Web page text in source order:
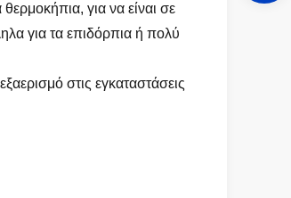
για να είναι σε
για τα επιδόρπια ή πολύ
στις εγκαταστάσεις